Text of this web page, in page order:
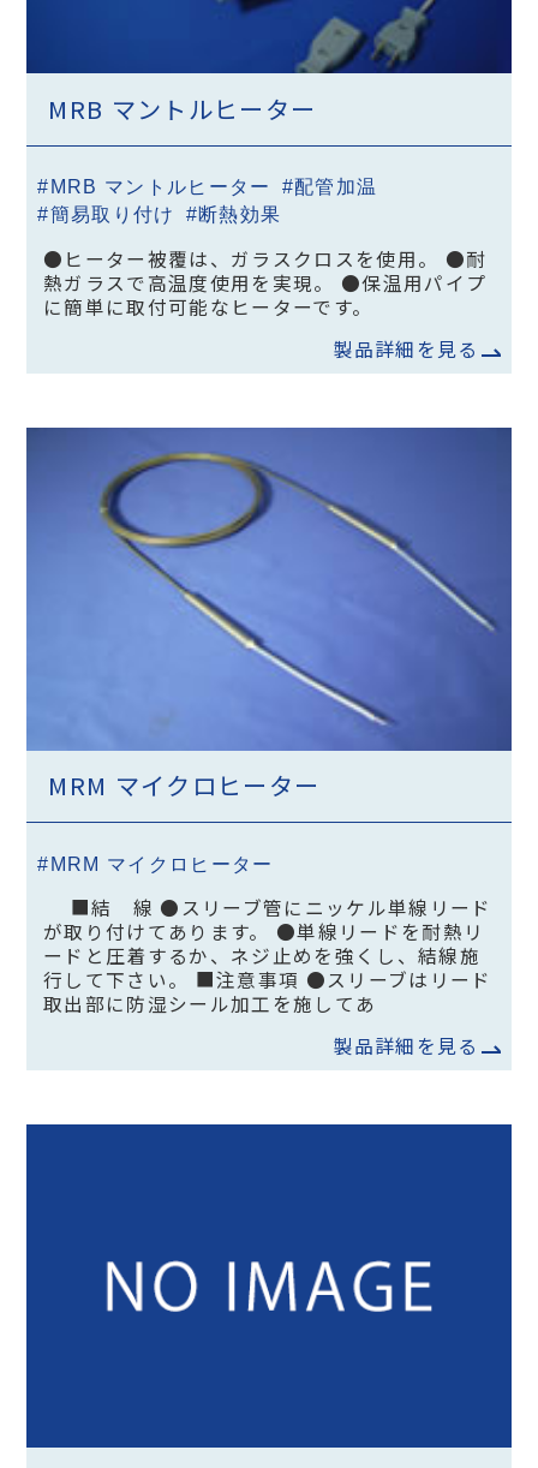
MRB マントルヒーター
#MRB マントルヒーター
#配管加温
#簡易取り付け
#断熱効果
●ヒーター被覆は、ガラスクロスを使用。 ●耐
熱ガラスで高温度使用を実現。 ●保温用パイプ
に簡単に取付可能なヒーターです。
製品詳細を見る
MRM マイクロヒーター
#MRM マイクロヒーター
■結 線 ●スリーブ管にニッケル単線リード
が取り付けてあります。 ●単線リードを耐熱リ
ードと圧着するか、ネジ止めを強くし、結線施
行して下さい。 ■注意事項 ●スリーブはリード
取出部に防湿シール加工を施してあ
製品詳細を見る